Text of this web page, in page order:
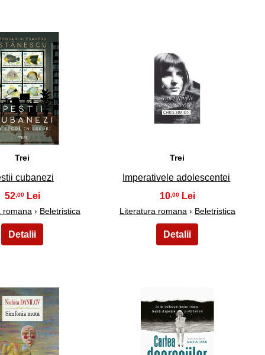
24
Trei
cubanezi
52 ,00
romana › Beletristica
25
Trei
Imperativele adolescentei
10,00
Literatura romana › Beletristica
29 30